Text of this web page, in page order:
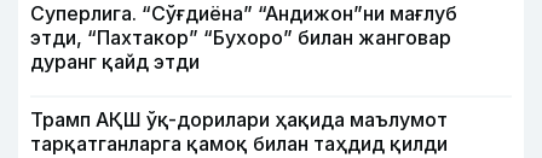
Суперлига. “Сўғдиёна” “Андижон”ни мағлуб
этди, “Пахтакор” “Бухоро” билан жанговар
дуранг қайд этди
Трамп АҚШ ўқ-дорилари ҳақида маълумот
тарқатганларга қамоқ билан таҳдид қилди